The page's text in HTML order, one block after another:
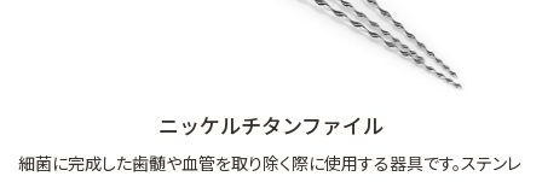
ニッケルチタンファイル
細菌に完成した歯髄や血管を取り除く際に使用する器具です。ステンレ